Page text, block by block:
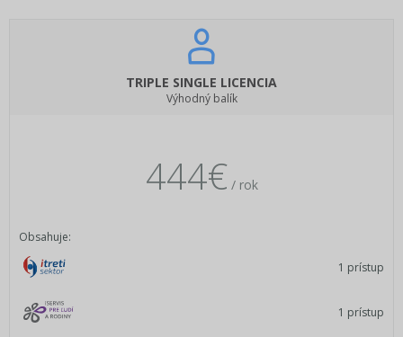
TRIPLE SINGLE LICENCIA
Výhodný balík
444€ / rok
Obsahuje:
1 prístup
1 prístup